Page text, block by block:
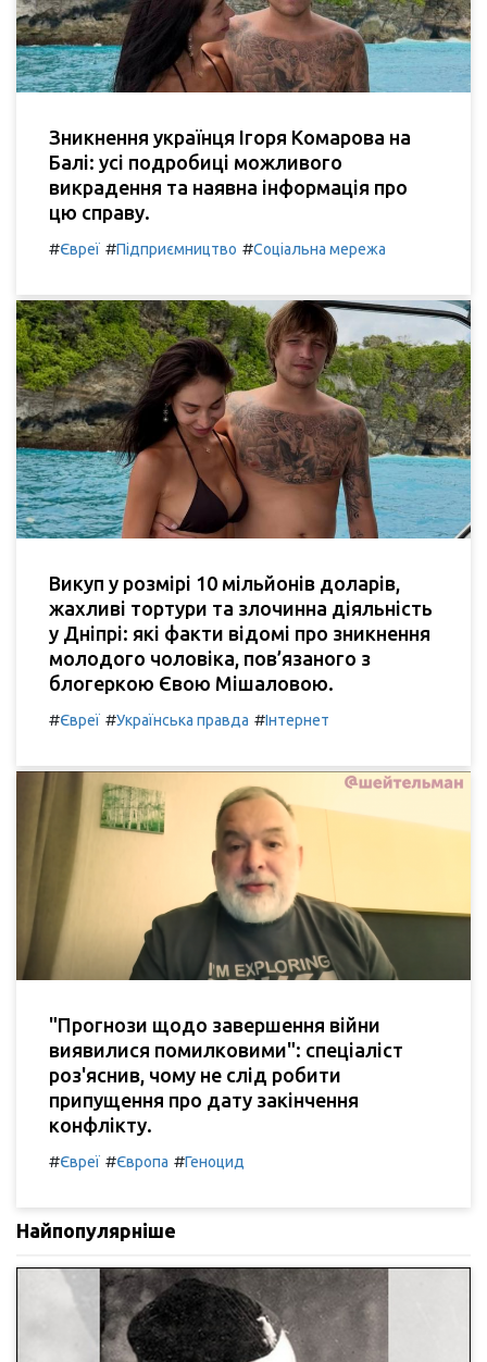
Зникнення українця Ігоря Комарова на
Балі: усі подробиці можливого
викрадення та наявна інформація про
цю справу.
#Євреї #Підприємництво #Соціальна мережа
Викуп у розмірі 10 мільйонів доларів,
жахливі тортури та злочинна діяльність
у Дніпрі: які факти відомі про зникнення
молодого чоловіка, пов’язаного з
блогеркою Євою Мішаловою.
#Євреї #Українська правда #Інтернет
"Прогнози щодо завершення війни
виявилися помилковими": спеціаліст
роз'яснив, чому не слід робити
припущення про дату закінчення
конфлікту.
#Євреї #Європа #Геноцид
Найпопулярніше